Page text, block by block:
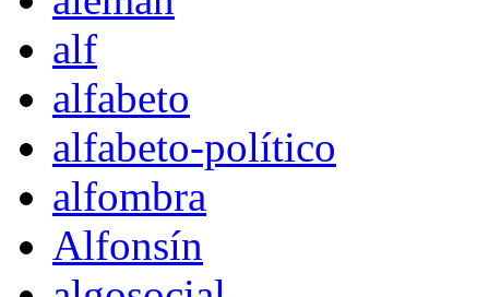
alf
alfabeto
alfabeto-político
alfombra
Alfonsín